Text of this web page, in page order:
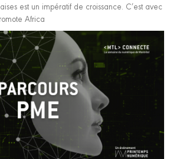
est un impératif de croissance. C’est avec
Africa